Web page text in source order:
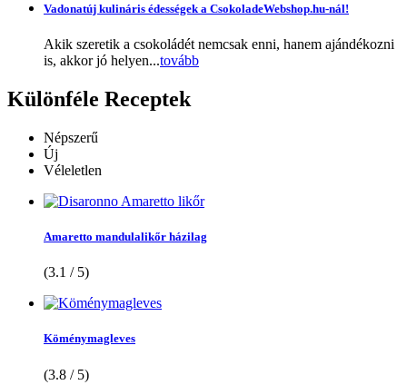
Vadonatúj kulináris édességek a CsokoladeWebshop.hu-nál!
Akik szeretik a csokoládét nemcsak enni, hanem ajándékozni
is, akkor jó helyen...tovább
Különféle Receptek
Népszerű
Új
Véleletlen
Amaretto mandulalikőr házilag
(3.1 / 5)
Köménymagleves
(3.8 / 5)